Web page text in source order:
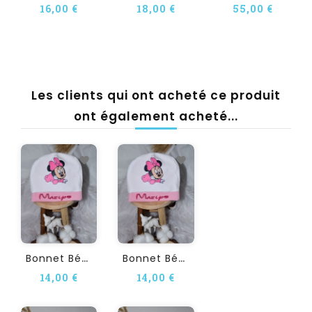
16,00 € 18,00 € 55,00 €
Les clients qui ont acheté ce produit
ont également acheté...
B
Onnet Bébé Personnalisé...
14,00 €
B
Onnet Bébé Personnalisé...
14,00 €